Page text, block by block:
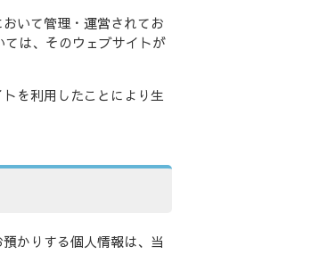
いて管理・運営されてお
は、そのウェブサイトが
を利用したことにより生
かりする個人情報は、当